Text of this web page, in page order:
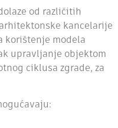
od različitih
kancelarije
korištenje modela
upravljanje objektom
ciklusa zgrade, za